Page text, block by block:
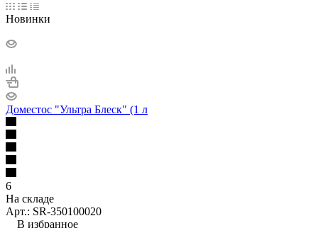
Новинки
Доместос "Ультра Блеск" (1 л
6
На складе
Арт.: SR-350100020
В избранное